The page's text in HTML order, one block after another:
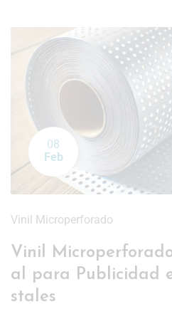
08
Feb
Vinil Microperforado
Vinil
al para Publicidad
stales